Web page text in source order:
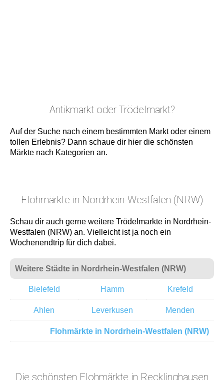
Antikmarkt oder Trödelmarkt?
Auf der Suche nach einem bestimmten Markt oder einem
tollen Erlebnis? Dann schaue dir hier die schönsten
Märkte nach Kategorien an.
Flohmärkte in Nordrhein-Westfalen (NRW)
Schau dir auch gerne weitere Trödelmarkte in Nordrhein-
Westfalen (NRW) an. Vielleicht ist ja noch ein
Wochenendtrip für dich dabei.
Weitere Städte in Nordrhein-Westfalen (NRW)
Bielefeld Hamm Krefeld
Ahlen Leverkusen Menden
Flohmärkte in Nordrhein-Westfalen (NRW)
Die schönsten Flohmärkte in Recklinghausen